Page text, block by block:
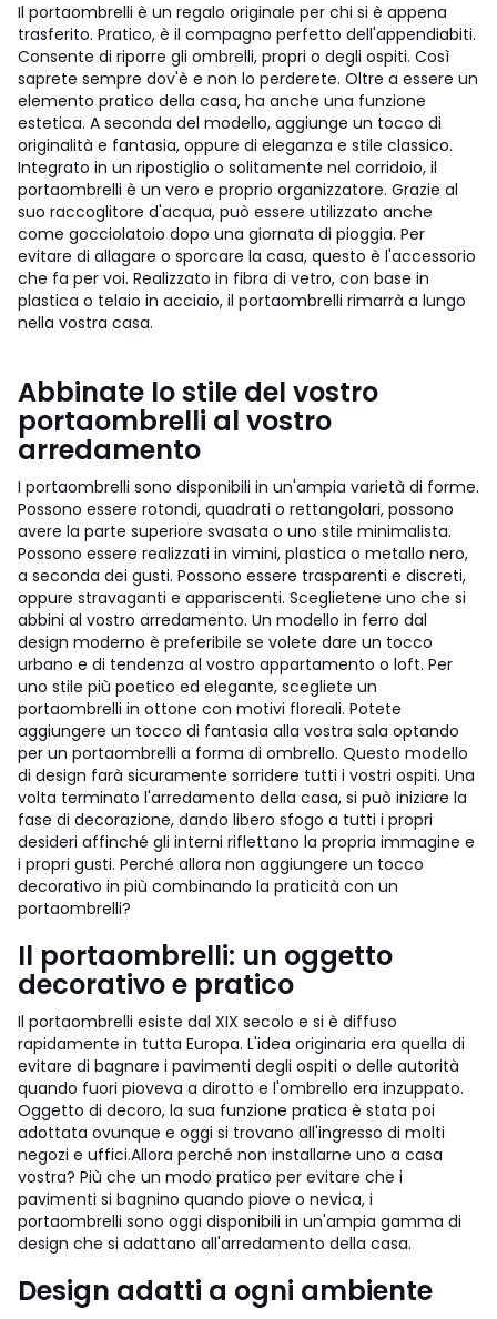
Il portaombrelli è un regalo originale per chi si è appena
trasferito. Pratico, è il compagno perfetto dell'appendiabiti.
Consente di riporre gli ombrelli, propri o degli ospiti. Così
saprete sempre dov'è e non lo perderete. Oltre a essere un
elemento pratico della casa, ha anche una funzione
estetica. A seconda del modello, aggiunge un tocco di
originalità e fantasia, oppure di eleganza e stile classico.
Integrato in un ripostiglio o solitamente nel corridoio, il
portaombrelli è un vero e proprio organizzatore. Grazie al
suo raccoglitore d'acqua, può essere utilizzato anche
come gocciolatoio dopo una giornata di pioggia. Per
evitare di allagare o sporcare la casa, questo è l'accessorio
che fa per voi. Realizzato in fibra di vetro, con base in
plastica o telaio in acciaio, il portaombrelli rimarrà a lungo
nella vostra casa.
Abbinate lo stile del vostro
portaombrelli al vostro
arredamento
I portaombrelli sono disponibili in un'ampia varietà di forme.
Possono essere rotondi, quadrati o rettangolari, possono
avere la parte superiore svasata o uno stile minimalista.
Possono essere realizzati in vimini, plastica o metallo nero,
a seconda dei gusti. Possono essere trasparenti e discreti,
oppure stravaganti e appariscenti. Sceglietene uno che si
abbini al vostro arredamento. Un modello in ferro dal
design moderno è preferibile se volete dare un tocco
urbano e di tendenza al vostro appartamento o loft. Per
uno stile più poetico ed elegante, scegliete un
portaombrelli in ottone con motivi floreali. Potete
aggiungere un tocco di fantasia alla vostra sala optando
per un portaombrelli a forma di ombrello. Questo modello
di design farà sicuramente sorridere tutti i vostri ospiti. Una
volta terminato l'arredamento della casa, si può iniziare la
fase di decorazione, dando libero sfogo a tutti i propri
desideri affinché gli interni riflettano la propria immagine e
i propri gusti. Perché allora non aggiungere un tocco
decorativo in più combinando la praticità con un
portaombrelli?
Il portaombrelli: un oggetto
decorativo e pratico
Il portaombrelli esiste dal XIX secolo e si è diffuso
rapidamente in tutta Europa. L'idea originaria era quella di
evitare di bagnare i pavimenti degli ospiti o delle autorità
quando fuori pioveva a dirotto e l'ombrello era inzuppato.
Oggetto di decoro, la sua funzione pratica è stata poi
adottata ovunque e oggi si trovano all'ingresso di molti
negozi e uffici.Allora perché non installarne uno a casa
vostra? Più che un modo pratico per evitare che i
pavimenti si bagnino quando piove o nevica, i
portaombrelli sono oggi disponibili in un'ampia gamma di
design che si adattano all'arredamento della casa.
Design adatti a ogni ambiente